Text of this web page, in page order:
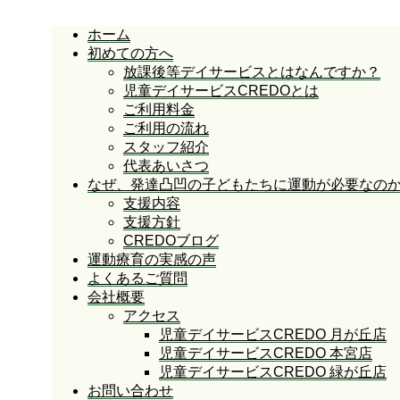
ホーム
初めての方へ
放課後等デイサービスとはなんですか？
児童デイサービスCREDOとは
ご利用料金
ご利用の流れ
スタッフ紹介
代表あいさつ
なぜ、発達凸凹の子どもたちに運動が必要なの
支援内容
支援方針
CREDOブログ
運動療育の実感の声
よくあるご質問
会社概要
アクセス
児童デイサービスCREDO 月が丘店
児童デイサービスCREDO 本宮店
児童デイサービスCREDO 緑が丘店
お問い合わせ